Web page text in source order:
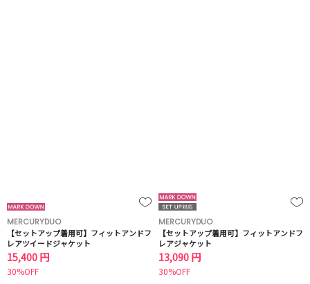
MERCURYDUO
【セットアップ着用可】フィットアンドフ
レアツイードジャケット
15,400 円
30%OFF
MERCURYDUO
【セットアップ着用可】フィットアンドフ
レアジャケット
13,090 円
30%OFF